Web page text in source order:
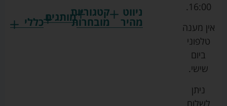
ניווט
מהיר
קטגוריות
מובחרותמותגים
גרקו
כללי
16:00.
אין מענה
טלפוני
ביום
שישי.
ניתן
לשלוח